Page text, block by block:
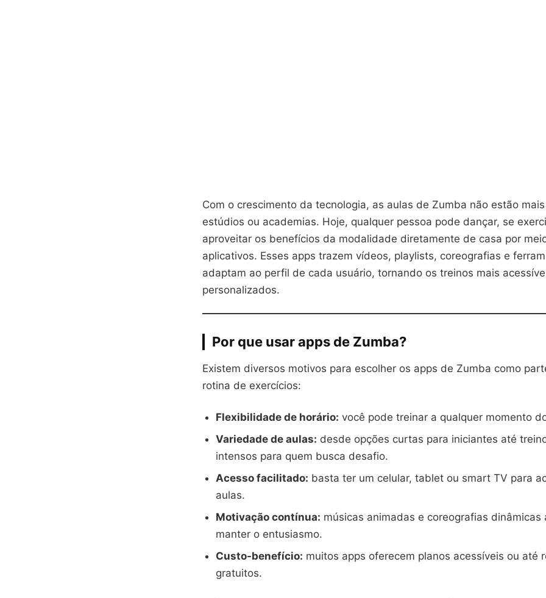
Com o crescimento da tecnologia, as aulas de Zumba não estão
estúdios ou academias. Hoje, qualquer pessoa pode dançar, se
aproveitar os benefícios da modalidade diretamente de casa por
aplicativos. Esses apps trazem vídeos, playlists, coreografias e
adaptam ao perfil de cada usuário, tornando os treinos mais
personalizados.
Por que usar apps de Zumba?
Existem diversos motivos para escolher os apps de Zumba como
rotina de exercícios:
Flexibilidade de horário: você pode treinar a qualquer momento
Variedade de aulas: desde opções curtas para iniciantes até
intensos para quem busca desafio.
Acesso facilitado: basta ter um celular, tablet ou smart TV para
aulas.
Motivação contínua: músicas animadas e coreografias dinâmicas
manter o entusiasmo.
Custo-benefício: muitos apps oferecem planos acessíveis ou até
gratuitos.